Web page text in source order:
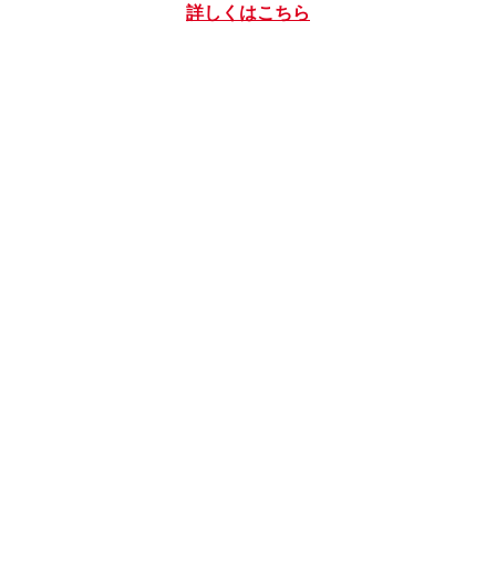
詳しくはこちら